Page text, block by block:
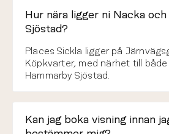
Hur nära ligger ni Nacka
Sjöstad?
Places Sickla ligger på
Köpkvarter, med närhet till
Hammarby Sjöstad.
Kan jag boka visning innan